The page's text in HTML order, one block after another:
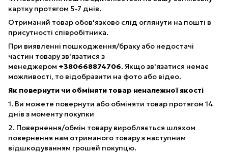
картку протягом 5-7 днів.
Отриманий товар обов'язково слід оглянути на пошті в
присутності співробітника.
При виявленні пошкодження/браку або недостачі
частин товару зв'язатися з
менеджером +380668874706. Якщо зв'язатися немає
можливості, то відобразити на фото або відео.
Як повернути чи обміняти товар неналежної якості
1. Ви можете повернути або обміняти товар протягом 14
днів з моменту покупки
2. Повернення/обмін товару виробляється шляхом
повернення нам отриманого товару з наступним
відшкодуванням грошей покупцю.